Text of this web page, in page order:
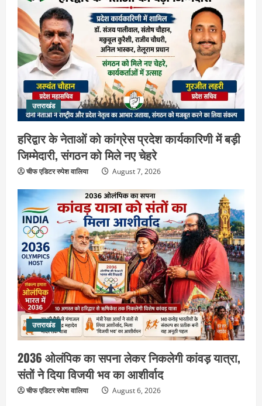
उत्तराखंड
हरिद्वार के नेताओं को कांग्रेस प्रदेश कार्यकारिणी में बड़ी
जिम्मेदारी, संगठन को मिले नए चेहरे
चीफ एडिटर रुपेश वालिया August 7, 2026
उत्तराखंड
2036 ओलंपिक का सपना लेकर निकलेगी कांवड़ यात्रा,
संतों ने दिया विजयी भव का आशीर्वाद
चीफ एडिटर रुपेश वालिया August 6, 2026
2
उत्तराखंड
हरिद्वार के नेताओं को कांग्रेस प्रदेश
कार्यकारिणी में बड़ी जिम्मेदारी, संगठन को मिले
नए चेहरे
August 7, 2026
3
उत्तराखंड
2036 ओलंपिक का सपना लेकर निकलेगी
कांवड़ यात्रा, संतों ने दिया विजयी भव का
August 6, 2026
4
उत्तराखंड
एसआईआर के तहत जारी किए जा रहे नोटिसों
पर कांग्रेस ने जतायी आपत्ति, मतदाताओं को
परेशान करने का लगाया आरोप
August 6, 2026
उत्तराखंड
महंत यति रामस्वरूप आनंद गिरि को लेकर पूरे
दिन चला हाई वोल्टेज ड्रामा, चौकी से अपने
साथ ले गए यति नरसिंहानंद गिरी
August 5, 2026
उत्तराखंड
पूर्व कैबिनेट मंत्री स्वामी यतीश्वरानंद ने
शिवभक्त कांवड़ियों को भोजन प्रसाद वितरित